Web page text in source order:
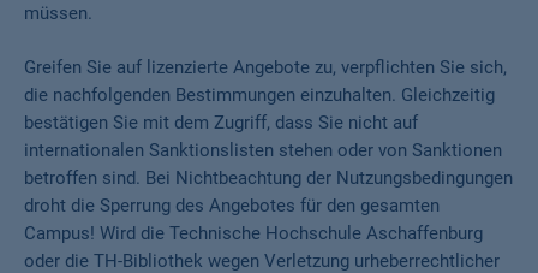
müssen.
Greifen Sie auf lizenzierte Angebote zu, verpflichten Sie sich,
die nachfolgenden Bestimmungen einzuhalten. Gleichzeitig
bestätigen Sie mit dem Zugriff, dass Sie nicht auf
internationalen Sanktionslisten stehen oder von Sanktionen
betroffen sind. Bei Nichtbeachtung der Nutzungsbedingungen
droht die Sperrung des Angebotes für den gesamten
Campus! Wird die Technische Hochschule Aschaffenburg
oder die TH-Bibliothek wegen Verletzung urheberrechtlicher